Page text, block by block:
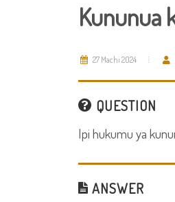
Kununua
27 Machi 2024
QUESTION
Ipi hukumu ya
ANSWER